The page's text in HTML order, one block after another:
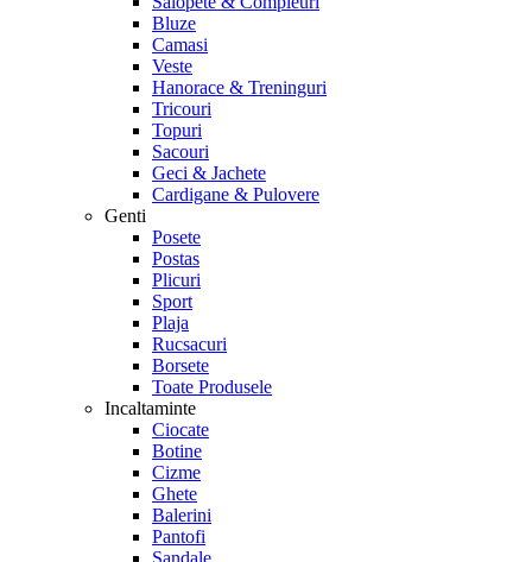
Bluze
Camasi
Veste
Hanorace & Treninguri
Tricouri
Topuri
Sacouri
Geci & Jachete
Cardigane & Pulovere
Genti
Posete
Postas
Plicuri
Sport
Plaja
Rucsacuri
Borsete
Toate Produsele
Incaltaminte
Ciocate
Botine
Cizme
Ghete
Balerini
Pantofi
Sandale